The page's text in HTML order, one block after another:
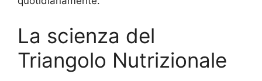
La scienza del
Triangolo Nutrizionale